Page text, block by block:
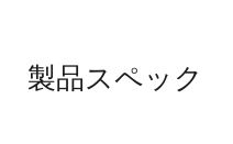
製品スペック